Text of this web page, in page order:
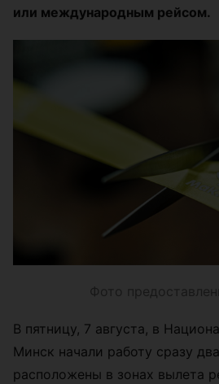
или международным рейсом.
Фото
В пятницу, 7 августа, в
Минск начали работу сразу
расположены в зонах вылета